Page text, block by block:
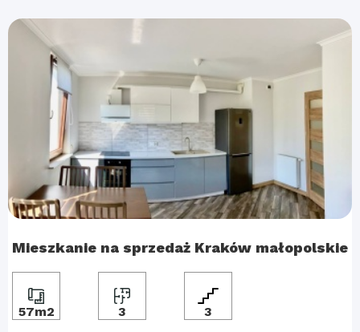
Mieszkanie na sprzedaż Kraków małopolskie
57m2 3 3